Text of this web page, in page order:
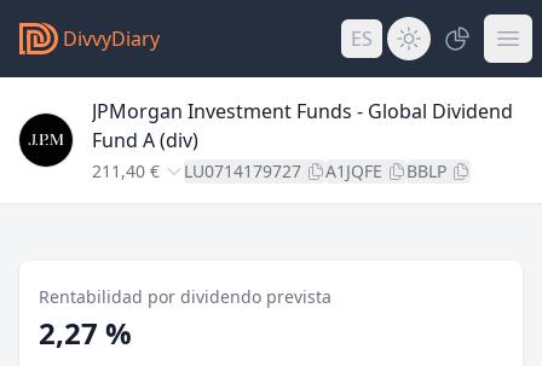
DivvyDiary ES
JPMorgan Investment Funds - Global Dividend
Fund A (div)
211,40 € LU0714179727 A1JQFE BBLP
Rentabilidad por dividendo prevista
2,27 %